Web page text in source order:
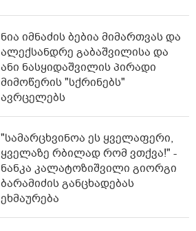
ნია იმნაძის ბებია მიმართვას და
ალექსანდრე გაბაშვილისა და
ანი ნასყიდაშვილის პირადი
მიმოწერის "სქრინებს"
ავრცელებს
"სა­მარ­ცხვი­ნოა ეს ყვე­ლა­ფე­რი,
ყვე­ლა­ზე რბი­ლად რომ ვთქვა!" -
ნანკა კალატოზიშვილი გიორგი
ბარამიძის განცხადებას
ეხმაურება